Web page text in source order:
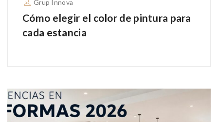
Grup Innova
Cómo elegir el color de pintura para
cada estancia